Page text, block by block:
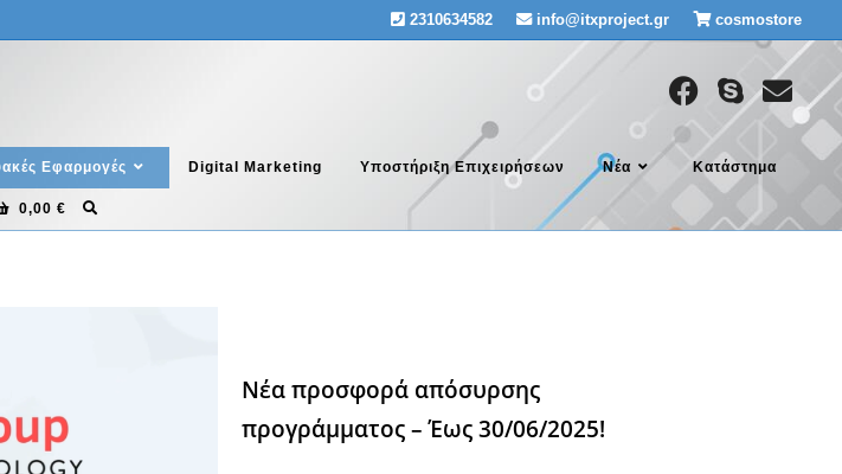
2310634582 info@itxproject.gr cosmostore
Εφαρμογές Digital Marketing Υποστήριξη Επιχειρήσεων Νέα Κατάστημα
0,00€
Νέα προσφορά απόσυρσης
προγράμματος – Έως 30/06/2025!